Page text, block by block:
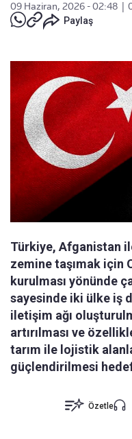
09 Haziran, 2026 - 02:48
Paylaş
Türkiye, Afganistan
zemine taşımak için
kurulması yönünde
sayesinde iki ülke iş
iletişim ağı
artırılması ve
tarım ile lojistik
güçlendirilmesi
Özetle